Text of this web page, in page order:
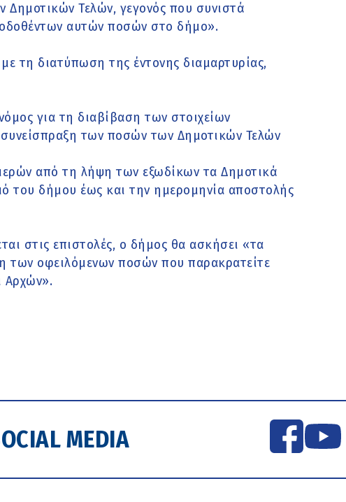
Τελών, γεγονός που συνιστά
αυτών ποσών στο δήμο».
τη διατύπωση της έντονης διαμαρτυρίας,
για τη διαβίβαση των στοιχείων
των ποσών των Δημοτικών Τελών
από τη λήψη των εξωδίκων τα Δημοτικά
του δήμου έως και την ημερομηνία αποστολής
στις επιστολές, ο δήμος θα ασκήσει «τα
των οφειλόμενων ποσών που παρακρατείτε
Αρχών».
MEDIA